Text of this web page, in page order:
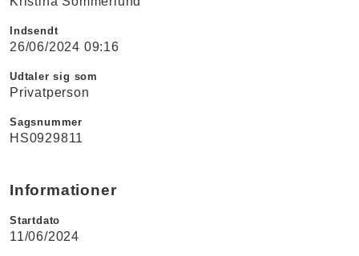
Indsendt
26/06/2024 09:16
Udtaler sig som
Privatperson
Sagsnummer
HS0929811
Informationer
Startdato
11/06/2024